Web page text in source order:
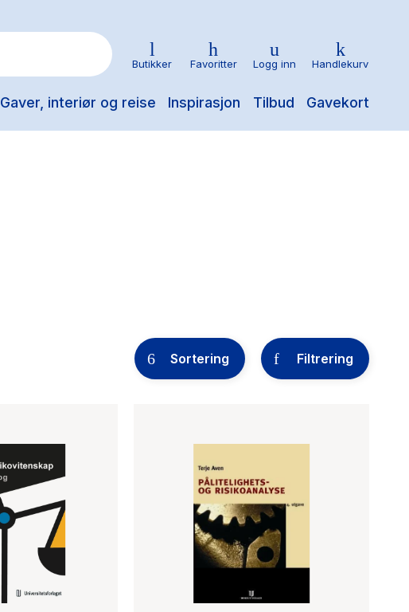
Gaver, interiør og reise Inspirasjon Tilbud Gavekort
Butikker Favoritter Logg inn Handlekurv
Filtrering
Sortering